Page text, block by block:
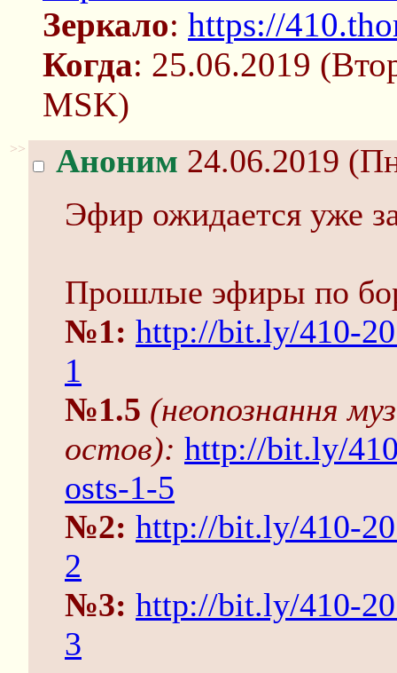
Зеркало: https://
Когда: 25.06.2019
MSK)
>> Аноним 24.06.2019
Эфир ожидается уже
Прошлые эфиры по
№1: http://bit.ly/410-
1
№1.5 (неопознання
остов): http://bit.ly/
osts-1-5
№2: http://bit.ly/410-
2
№3: http://bit.ly/410-
3